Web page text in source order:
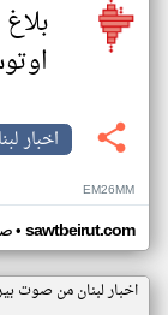
اخبار
EM26MM
• sawtbeirut.com
اخبار لبنان من صوت